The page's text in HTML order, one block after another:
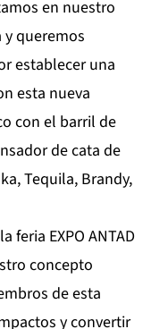
en nuestro
queremos
establecer una
esta nueva
con el barril de
de cata de
Tequila, Brandy,
feria EXPO ANTAD
concepto
de esta
y convertir